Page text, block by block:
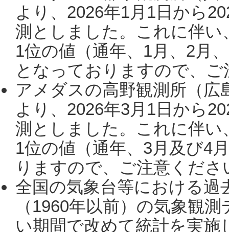
より、2026年1月1日から
測としました。これに伴い
1位の値（通年、1月、2月
となっておりますので、
アメダスの高野観測所（
より、2026年3月1日から
測としました。これに伴い
1位の値（通年、3月及び4
りますので、ご注意くだ
全国の気象台等における過
（1960年以前）の気象観
い期間で改めて統計を実